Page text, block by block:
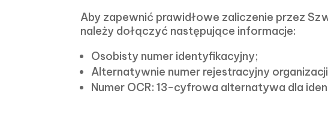
Aby zapewnić prawidłowe zaliczenie przez
należy dołączyć następujące informacje:
Osobisty numer identyfikacyjny;
Alternatywnie numer rejestracyjny
Numer OCR: 13-cyfrowa alternatywa dla